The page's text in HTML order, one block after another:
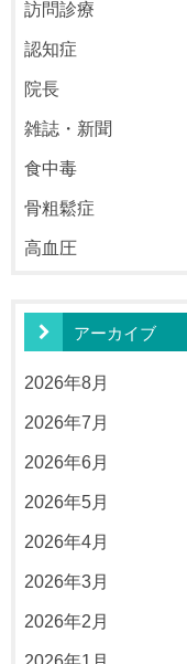
訪問診療
認知症
院長
雑誌・新聞
食中毒
骨粗鬆症
高血圧
アーカイブ
2026年8月
2026年7月
2026年6月
2026年5月
2026年4月
2026年3月
2026年2月